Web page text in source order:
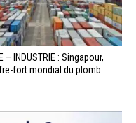
– INDUSTRIE : Singapour,
fort mondial du plomb